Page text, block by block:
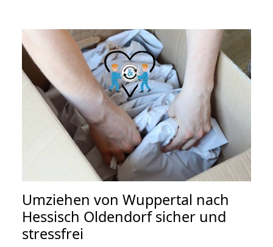
Umziehen von Wuppertal nach
Hessisch Oldendorfsicher und
stressfrei